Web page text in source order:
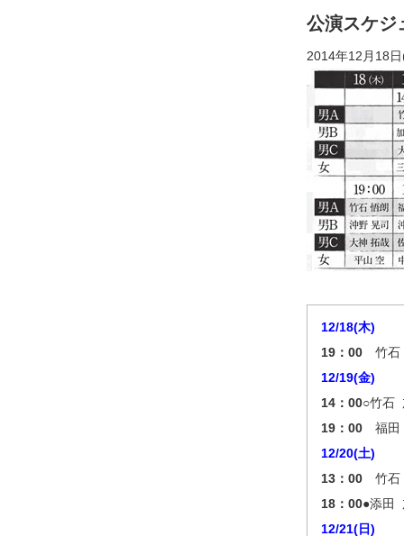
公演スケジ
2014年12月18
12/18(木)
19：00 竹石
12/19(金)
14：00○竹石
19：00 福田
12/20(土)
13：00 竹石
18：00●添田
12/21(日)